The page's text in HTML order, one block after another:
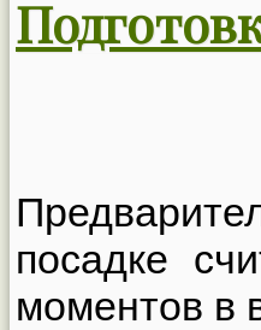
посадке
моментов в